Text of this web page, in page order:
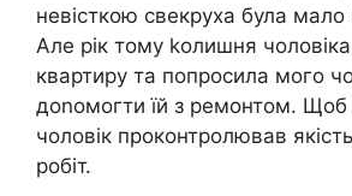
невісткою свекруха була
Але рік тому kолишня
квартиру та попросила мого
доnомогти їй з ремонтом. Щоб
чоловік проконтролював
робіт.